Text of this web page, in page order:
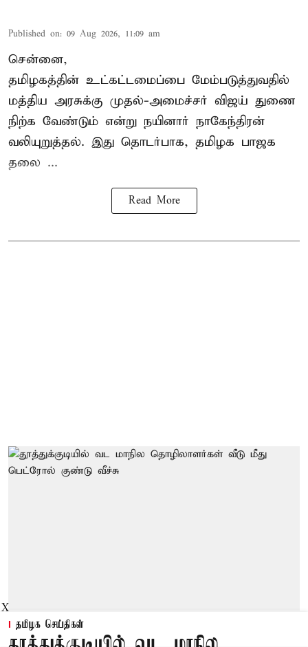
Published on: 09 Aug 2026, 11:09 am
சென்னை,
தமிழகத்தின் உட்கட்டமைப்பை மேம்படுத்துவதில்
மத்திய அரசுக்கு முதல்-அமைச்சர் விஜய் துணை
நிற்க வேண்டும் என்று நயினார் நாகேந்திரன்
வலியுறுத்தல். இது தொடர்பாக, தமிழக பாஜக
தலை ...
Read More
தமிழக செய்திகள்
X